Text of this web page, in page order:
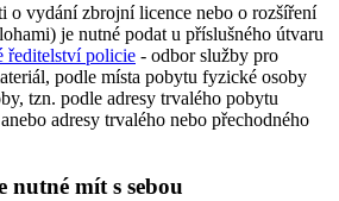
o vydání zbrojní licence nebo o rozšíření
je nutné podat u příslušného útvaru
ředitelství policie - odbor služby pro
podle místa pobytu fyzické osoby
tzn. podle adresy trvalého pobytu
adresy trvalého nebo přechodného
nutné mít s sebou